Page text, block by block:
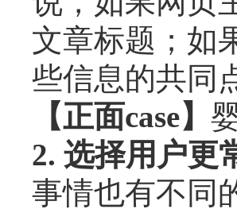
文章标题；如
些信息的共同
【正面case】
2. 选择用户更
事情也有不同